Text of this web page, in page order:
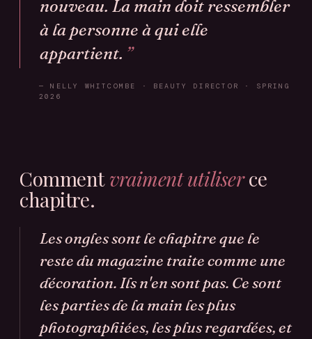
nouveau. La main doit ressembler
à la personne à qui elle
appartient.
— NELLY WHITCOMBE · BEAUTY DIRECTOR · SPRING
2026
Commentvraiment utiliserce
chapitre.
Les ongles sont le chapitre que le
reste du magazine traite comme une
décoration. Ils n'en sont pas. Ce sont
les parties de la main les plus
photographiées, les plus regardées, et